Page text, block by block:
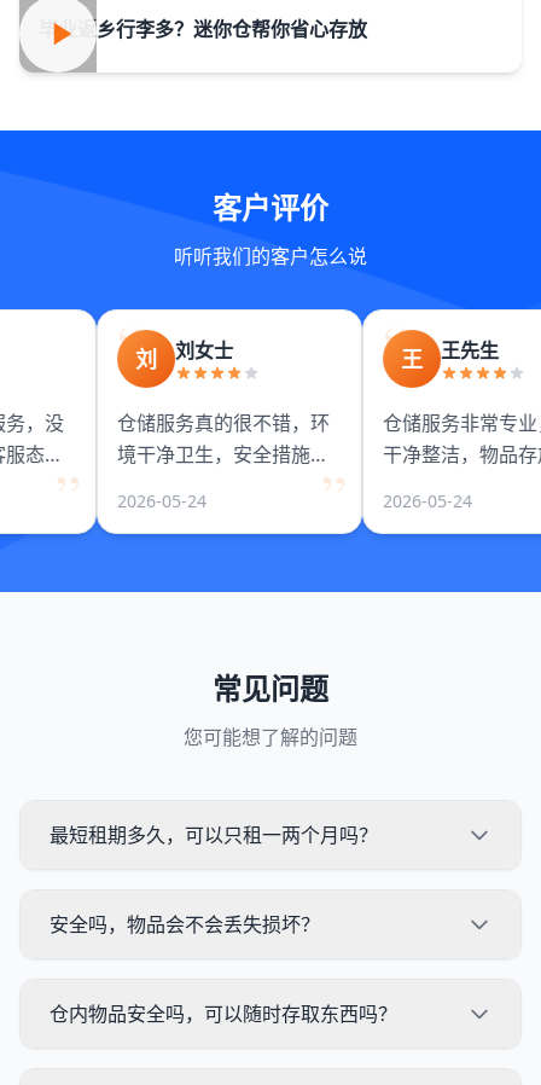
毕业返乡行李多？迷你仓帮你省心存放
客户评价
听听我们的客户怎么说
，没
态度
刘 刘女士
仓储服务真的很不错，环
境干净卫生，安全措施完
2026-05-24
王 王先生
仓储服务非常专业
干净整洁，物品存
2026-05-24
常见问题
您可能想了解的问题
最短租期多久，可以只租一两个月吗？
安全吗，物品会不会丢失损坏？
仓内物品安全吗，可以随时存取东西吗？